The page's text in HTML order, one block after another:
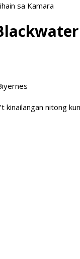
sa Kamara
kinailangan nitong